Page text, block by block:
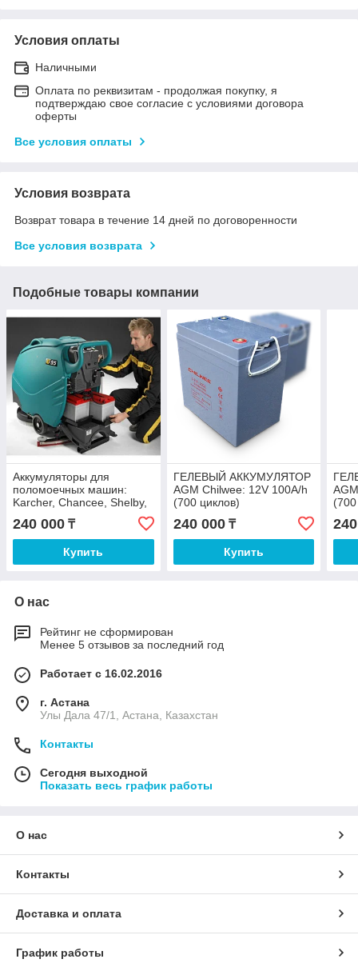
Условия оплаты
Наличными
Оплата по реквизитам - продолжая покупку, я
подтверждаю свое согласие с условиями договора
оферты
Все условия оплаты
Условия возврата
Возврат товара в течение 14 дней по договоренности
Все условия возврата
Подобные товары компании
Аккумуляторы для
поломоечных машин:
Karcher, Chancee, Shelby,
TVX, VinnerMyer, Yanghzi,
Gadlee и др.
240 000 ₸
Купить
ГЕЛЕВЫЙ АККУМУЛЯТОР
AGM Chilwee: 12V 100A/h
(700 циклов)
240 000₸
Купить
О нас
Рейтинг не сформирован
Менее 5 отзывов за последний год
Работает с 16.02.2016
г. Астана
Улы Дала 47/1, Астана, Казахстан
Контакты
Сегодня выходной
Показать весь график работы
О нас
Контакты
Доставка и оплата
График работы